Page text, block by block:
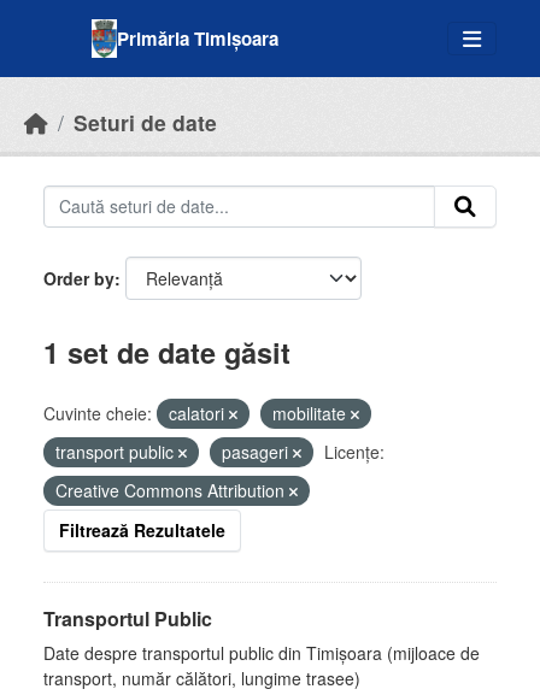
Primăria Timișoara
Seturi de date
Order by
1 set de date găsit
Cuvinte cheie: calatori
mobilitate
transport public
pasageri
Licenţe:
Creative Commons Attribution
Filtrează Rezultatele
Transportul Public
Date despre transportul public din Timișoara (mijloace de
transport, număr călători, lungime trasee)